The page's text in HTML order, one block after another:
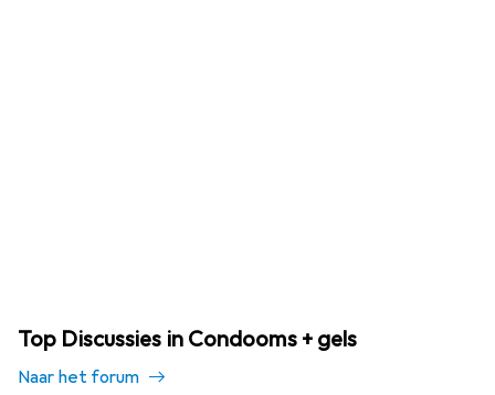
Top Discussies in Condooms + gels
Naar het forum